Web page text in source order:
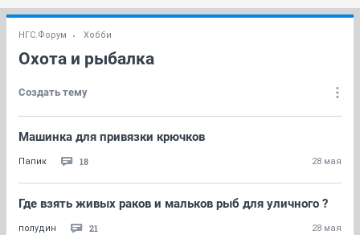
НГС.Форум Хобби
Охота и рыбалка
Создать тему
Машинка для привязки крючков
Папик 18 28 мая
Где взять живых раков и мальков рыб для уличного ?
полудин 21 28 мая